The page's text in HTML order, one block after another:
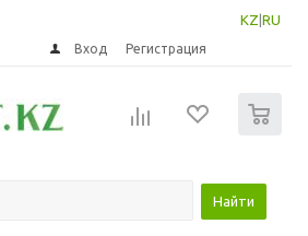
KZ RU
Вход Регистрация
Найти